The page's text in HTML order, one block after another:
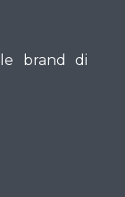
brand di